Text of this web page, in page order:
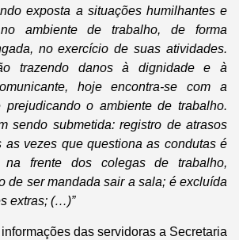
exposta a situações humilhantes e
no ambiente de trabalho, de forma
no exercício de suas atividades.
trazendo danos à dignidade e à
hoje encontra-se com a
o ambiente de trabalho.
sendo submetida: registro de atrasos
as vezes que questiona as condutas é
na frente dos colegas de trabalho,
de ser mandada sair a sala; é excluída
extras; (…)”
das servidoras a Secretaria